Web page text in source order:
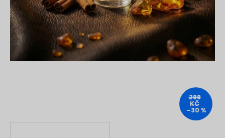
299
KČ
–30 %
a
j
í
?